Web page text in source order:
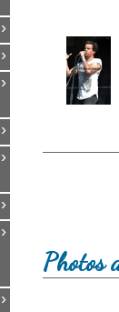
›
›
›
›
›
›
›
›
Photos